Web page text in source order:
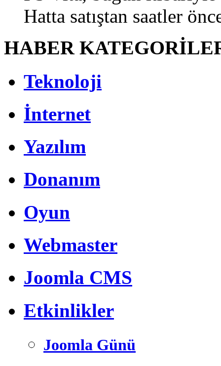
Hatta satıştan saatler
HABER
Teknoloji
İnternet
Yazılım
Donanım
Oyun
Webmaster
Joomla CMS
Etkinlikler
Joomla Günü